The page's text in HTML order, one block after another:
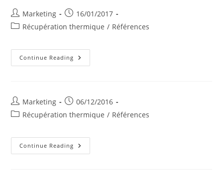
Post
author:
Marketing
Post
published:
16/01/2017
PostRécupération thermique / Références
Continue Reading ARCELOR
MITTAL
Post
author:
Marketing
Post
published:
06/12/2016
PostRécupération thermique / Références
Continue Reading Abattoirs
COMECO